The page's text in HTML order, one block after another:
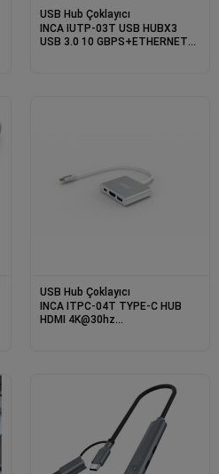
USB Hub Çoklayıcı
INCA IUTP-03T USB HUBX3
USB 3.0 10 GBPS+ETHERNET
USB Hub Çoklayıcı
INCA ITPC-04T TYPE-C HUB
HDMI 4K@30hz